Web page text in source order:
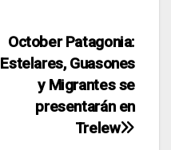
October Patagonia:
Estelares, Guasones
y Migrantes se
presentarán en
Trelew